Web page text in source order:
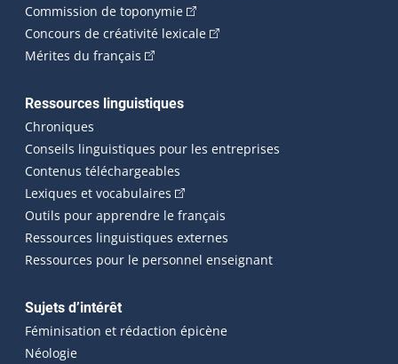
Commission de toponymie(Cet hyperlien externe s'ouvrira
Concours de créativité lexicale(Cet hyperlien externe
Mérites du français (Cet hyperlien externe s'ouvrira dans une
Ressources linguistiques
Chroniques
Conseils linguistiques pour les entreprises
Contenus téléchargeables
Lexiques et vocabulaires (Cet hyperlien externe s'ouvrira
Outils pour apprendre le français
Ressources linguistiques externes
Ressources pour le personnel enseignant
Sujets d’intérêt
Féminisation et rédaction épicène
Néologie